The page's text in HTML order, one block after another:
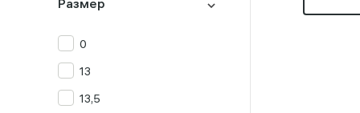
Размер
0
13
13,5